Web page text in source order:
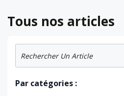
Tous nos articles
Par catégories :